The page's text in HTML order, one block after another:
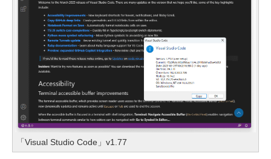
「Visual Studio Code」v1.77